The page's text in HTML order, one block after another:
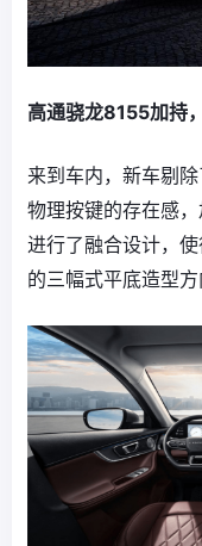
高通骁龙8155加持
来到车内，新车剔
物理按键的存在感
进行了融合设计，
的三幅式平底造型方